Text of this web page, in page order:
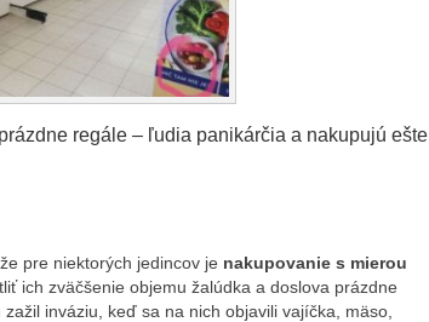
regále – ľudia panikárčia a nakupujú ešte
pre niektorých jedincov je nakupovanie s mierou
ich zväčšenie objemu žalúdka a doslova prázdne
inváziu, keď sa na nich objavili vajíčka, mäso,